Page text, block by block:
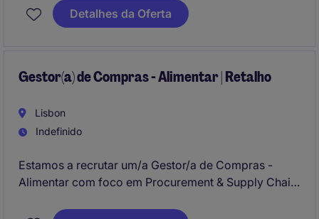
Detalhes da Oferta
Gestor(a) de Compras - Alimentar | Retalho
Lisbon
Indefinido
Estamos a recrutar um/a Gestor/a de Compras -
Alimentar com foco em Procurement & Supply Chain.
competências específicas para gerir e otimizar